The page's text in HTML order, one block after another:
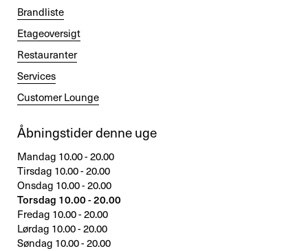
Brandliste
Etageoversigt
Restauranter
Services
Customer Lounge
Åbningstider denne uge
Mandag 10.00 - 20.00
Tirsdag 10.00 - 20.00
Onsdag 10.00 - 20.00
Torsdag 10.00 - 20.00
Fredag 10.00 - 20.00
Lørdag 10.00 - 20.00
Søndag 10.00 - 20.00